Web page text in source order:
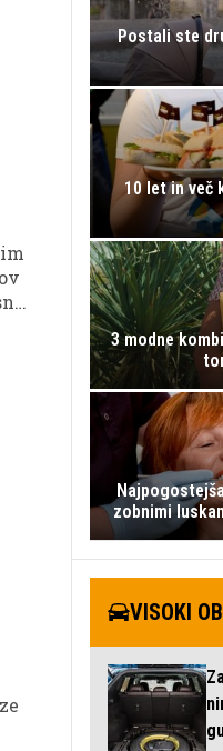
Postali ste
10 let in več
3 modne
zobnimi
VISOKI